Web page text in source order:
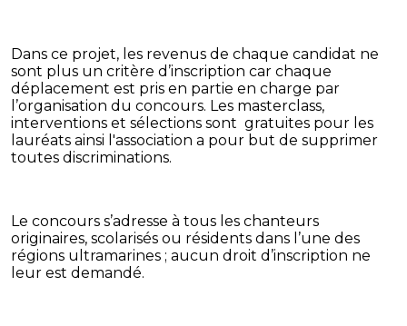
Dans ce projet, les revenus de chaque candidat ne
sont plus un critère d’inscription car chaque
déplacement est pris en partie en charge par
l’organisation du concours. Les masterclass,
interventions et sélections sont gratuites pour les
lauréats ainsi l'association a pour but de supprimer
toutes discriminations.
Le concours s’adresse à tous les chanteurs
originaires, scolarisés ou résidents dans l’une des
régions ultramarines ; aucun droit d’inscription ne
leur est demandé.